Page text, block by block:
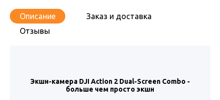
Описание
Заказ и доставка
Отзывы
Экшн-камера DJI Action 2 Dual-Screen Combo -
больше чем просто экшн